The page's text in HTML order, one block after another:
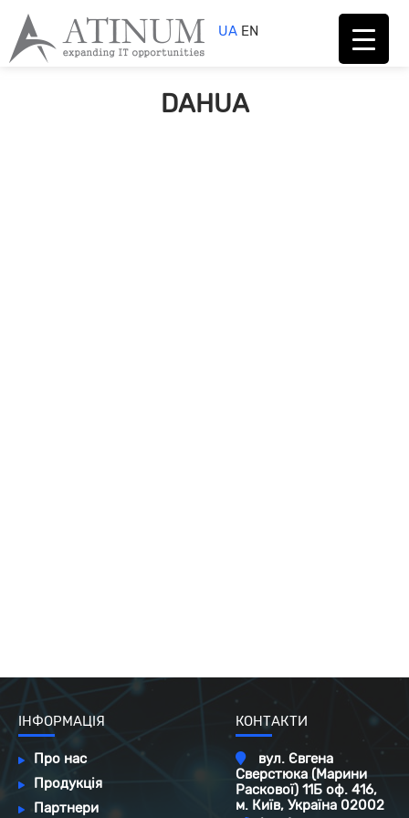
UA EN
DAHUA
ІНФОРМАЦІЯ
Про нас
Продукція
Партнери
КОНТАКТИ
вул. Євгена
Сверстюка (Марини
Раскової) 11Б оф. 416,
м. Київ, Україна 02002